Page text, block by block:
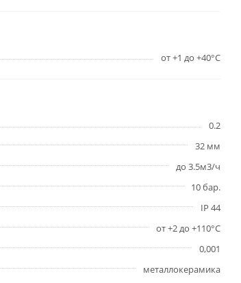
от +1 до +40°С
0.2
32 мм
до 3.5м3/ч
10 бар.
IP 44
от +2 до +110°С
0,001
металлокерамика